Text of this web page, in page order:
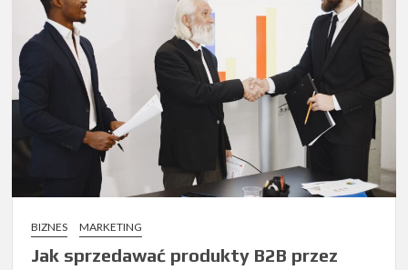
BIZNES MARKETING
Jak sprzedawać produkty B2B przez